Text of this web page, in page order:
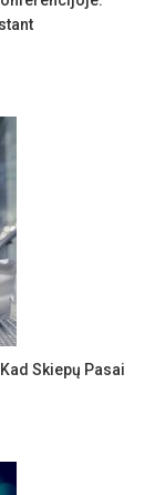
Skiepų Pasai